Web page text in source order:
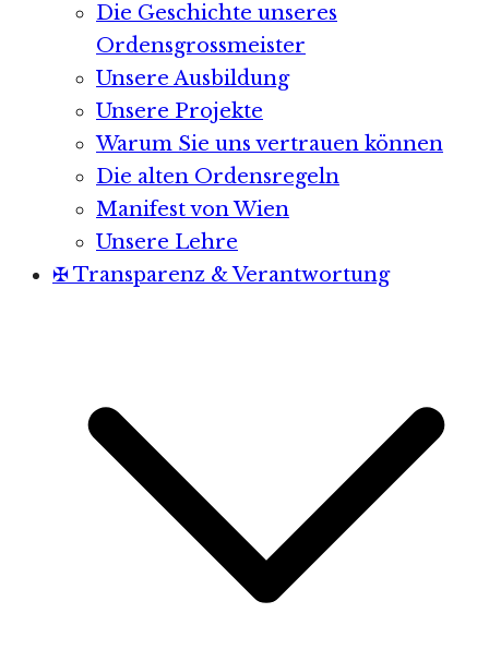
Die Geschichte unseres
Ordensgrossmeister
Unsere Ausbildung
Unsere Projekte
Warum Sie uns vertrauen können
Die alten Ordensregeln
Manifest von Wien
Unsere Lehre
✠ Transparenz & Verantwortung